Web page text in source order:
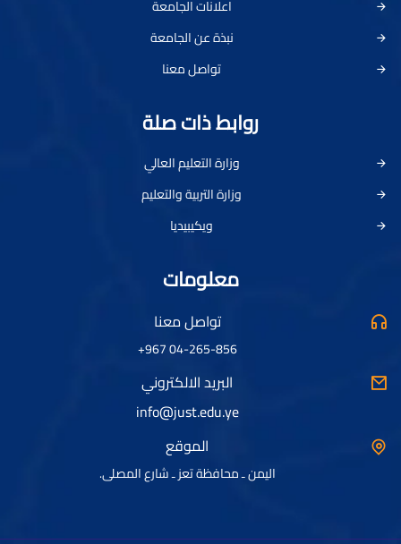
اعلانات الجامعة
نبذة عن الجامعة
تواصل معنا
روابط ذات صلة
وزارة التعليم العالي
وزارة التربية والتعليم
ويكيبيديا
معلومات
تواصل معنا
04-265-856 967+
البريد الالكتروني
info@just.edu.ye
الموقع
اليمن ـ محافظة تعز ـ شارع المصلى.